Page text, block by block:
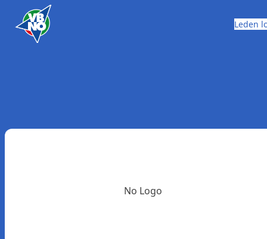
Skip to content
Leden
No Logo